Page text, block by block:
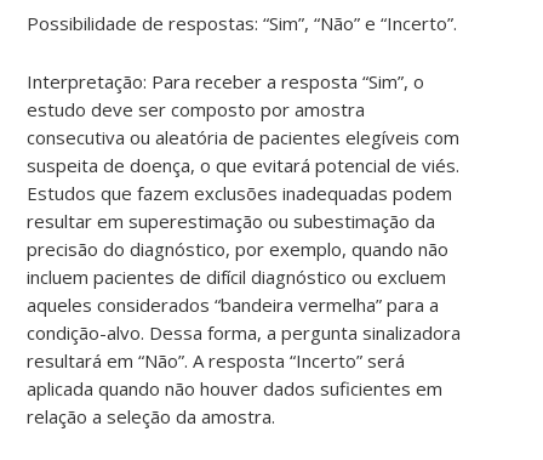
Possibilidade de respostas: “Sim”, “Não” e “Incerto”.
Interpretação: Para receber a resposta “Sim”, o
estudo deve ser composto por amostra
consecutiva ou aleatória de pacientes elegíveis com
suspeita de doença, o que evitará potencial de viés.
Estudos que fazem exclusões inadequadas podem
resultar em superestimação ou subestimação da
precisão do diagnóstico, por exemplo, quando não
incluem pacientes de difícil diagnóstico ou excluem
aqueles considerados “bandeira vermelha” para a
condição-alvo. Dessa forma, a pergunta sinalizadora
resultará em “Não”. A resposta “Incerto” será
aplicada quando não houver dados suficientes em
relação a seleção da amostra.